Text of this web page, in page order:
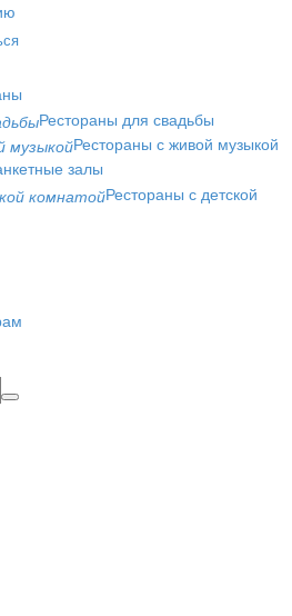
Рестораны для свадьбы
Рестораны с живой музыкой
залы
Рестораны с детской